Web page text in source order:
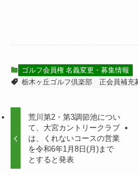
ゴルフ会員権 名義変更・募集情報
栃木ヶ丘ゴルフ倶楽部
正会員補充
荒川第2・第3調節池につい
て、大宮カントリークラブ
は、くれないコースの営業
を令和6年1月8日(月)まで
とすると発表